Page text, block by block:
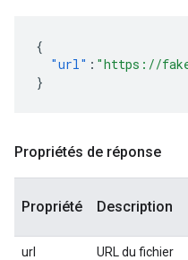
{
"url" : "https://
}
Propriétés de réponse
Propriété Description
url
URL du fichier